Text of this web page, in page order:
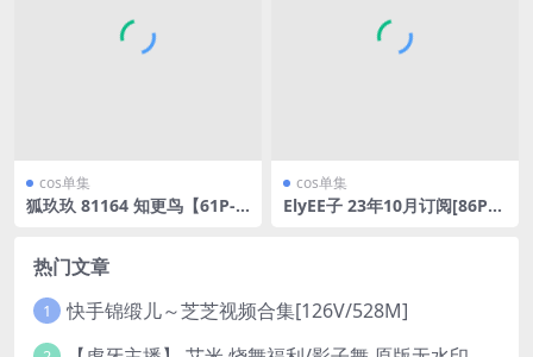
cos单集
狐玖玖 81164 知更鸟【61P-3
cos单集
ElyEE子 23年10月订阅[86P2
热门文章
1 快手锦缎儿～芝芝视频合集[126V/528M]